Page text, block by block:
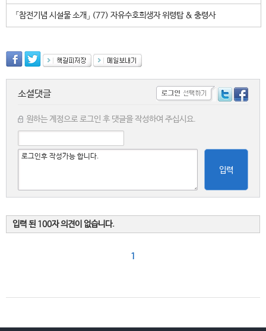
「참전기념 시설물 소개」 (77) 자유수호희생자 위령탑 & 충령사
소셜댓글
원하는 계정으로 로그인 후 댓글을 작성하여 주십시요.
입력
입력 된 100자 의견이 없습니다.
1